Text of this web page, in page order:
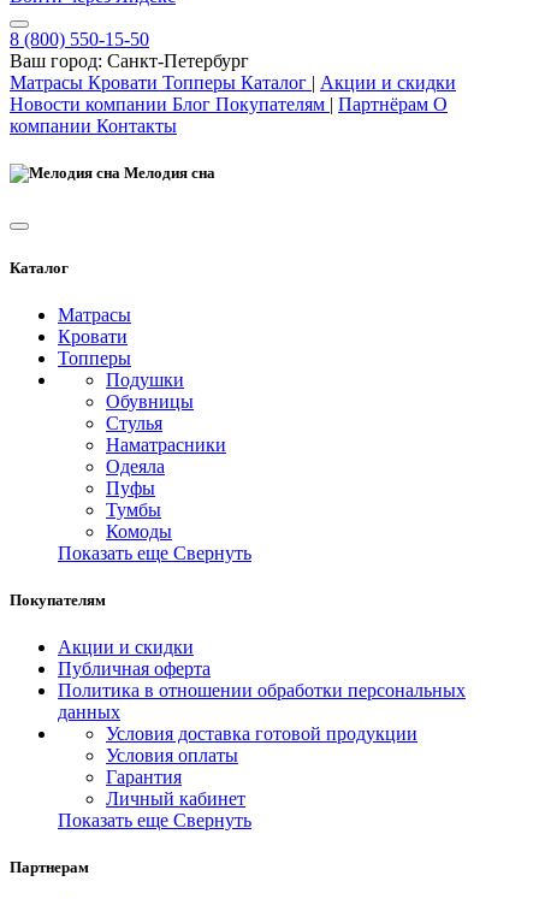
8 (800) 550-15-50
Ваш город: Санкт-Петербург
Матрасы Кровати Топперы Каталог | Акции и скидки
Новости компании Блог Покупателям | Партнёрам О
компании Контакты
Мелодия сна
Каталог
Матрасы
Кровати
Топперы
Подушки
Обувницы
Стулья
Наматрасники
Одеяла
Пуфы
Тумбы
Комоды
Показать еще Свернуть
Покупателям
Акции и скидки
Публичная оферта
Политика в отношении обработки персональных
данных
Условия доставка готовой продукции
Условия оплаты
Гарантия
Личный кабинет
Показать еще Свернуть
Партнерам